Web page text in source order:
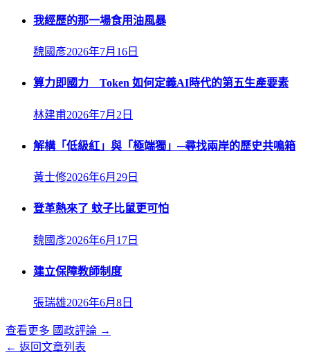
我經歷的那一場食用油風暴
魏國彥2026年7月16日
算力即國力 Token 如何定義AI時代的第五生產要素
林建甫2026年7月2日
解構「低級紅」與「極端獨」─尋找兩岸的歷史共鳴箱
黃士修2026年6月29日
登革熱來了 蚊子比鼠更可怕
魏國彥2026年6月17日
建立保障教師制度
張瑞雄2026年6月8日
查看更多 國政評論 →
← 返回文章列表